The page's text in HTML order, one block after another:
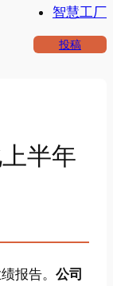
智慧工厂
投稿
半年
报告。公司